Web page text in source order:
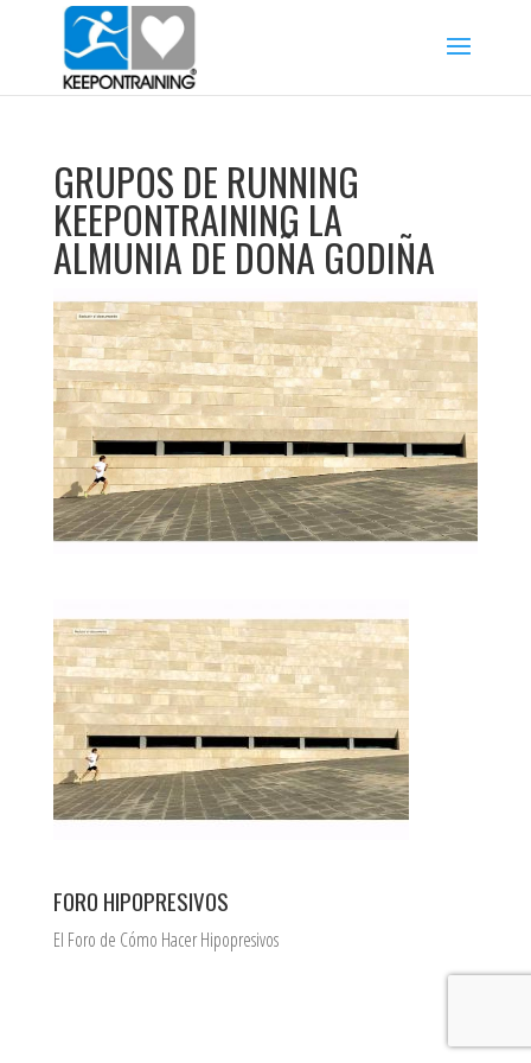
GRUPOS DE RUNNING
KEEPONTRAINING LA
ALMUNIA DE DOÑA GODIÑA
FORO HIPOPRESIVOS
El Foro de Cómo Hacer Hipopresivos